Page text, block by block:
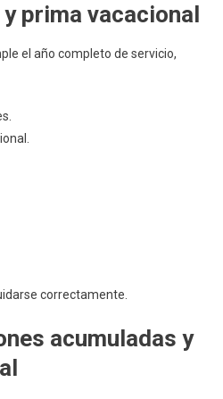
prima vacacional
el año completo de servicio,
correctamente.
acumuladas y